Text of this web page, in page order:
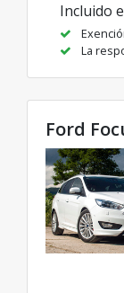
Incluido
La
Ford